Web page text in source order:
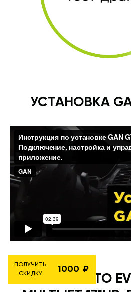
УСТАНОВКА
FIAT PUNTO
ПОЛУЧИТЬ
СКИДКУ
1000